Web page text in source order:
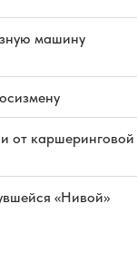
машину
от каршеринговой
«Нивой»